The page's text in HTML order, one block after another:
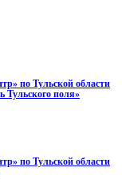
по Тульской области
Тульского поля»
по Тульской области